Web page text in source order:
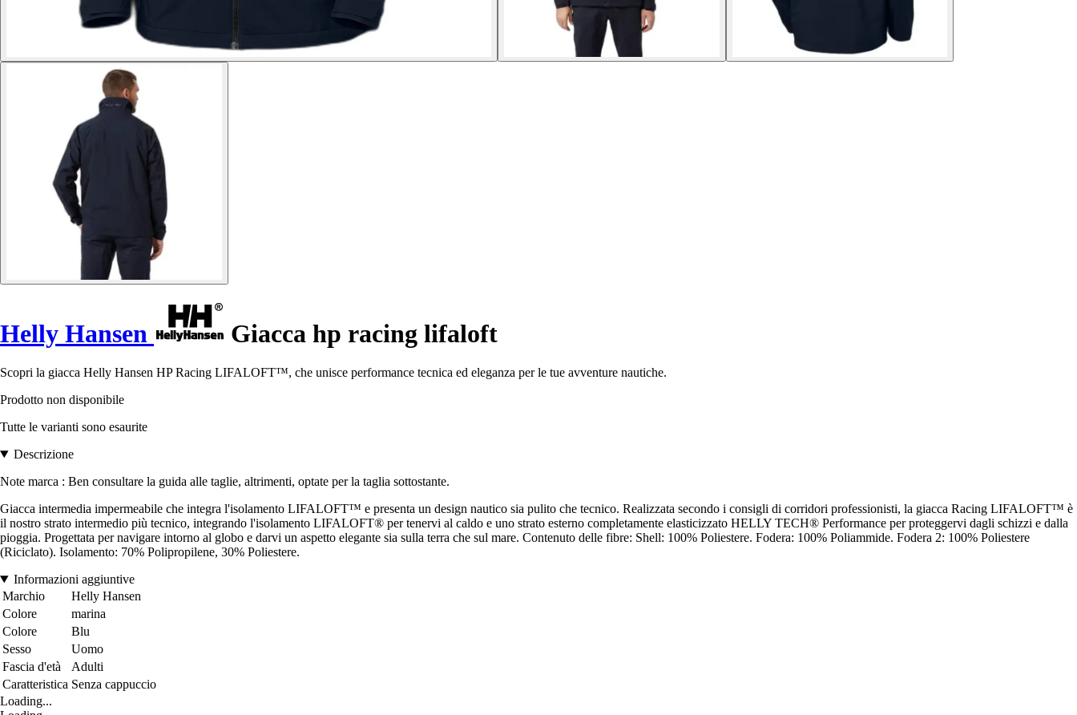
Helly Hansen Giacca hp racing lifaloft
Scopri la giacca Helly Hansen HP Racing LIFALOFT™, che unisce performance tecnica ed eleganza per le tue avventure nautiche.
Prodotto non disponibile
Tutte le varianti sono esaurite
Descrizione
Note marca : Ben consultare la guida alle taglie, altrimenti, optate per la taglia sottostante.
Giacca intermedia impermeabile che integra l'isolamento LIFALOFT™ e presenta un design nautico sia pulito che tecnico. Realizzata secondo i consigli di corridori professionisti, la giacca Racing LIFALOFT™ è
il nostro strato intermedio più tecnico, integrando l'isolamento LIFALOFT® per tenervi al caldo e uno strato esterno completamente elasticizzato HELLY TECH® Performance per proteggervi dagli schizzi e dalla
pioggia. Progettata per navigare intorno al globo e darvi un aspetto elegante sia sulla terra che sul mare. Contenuto delle fibre: Shell: 100% Poliestere. Fodera: 100% Poliammide. Fodera 2: 100% Poliestere
(Riciclato). Isolamento: 70% Polipropilene, 30% Poliestere.
Informazioni aggiuntive
Marchio
Helly Hansen
Colore
marina
Colore
Blu
Sesso
Uomo
Fascia d'età
Adulti
Caratteristica Senza cappuccio
Loading...